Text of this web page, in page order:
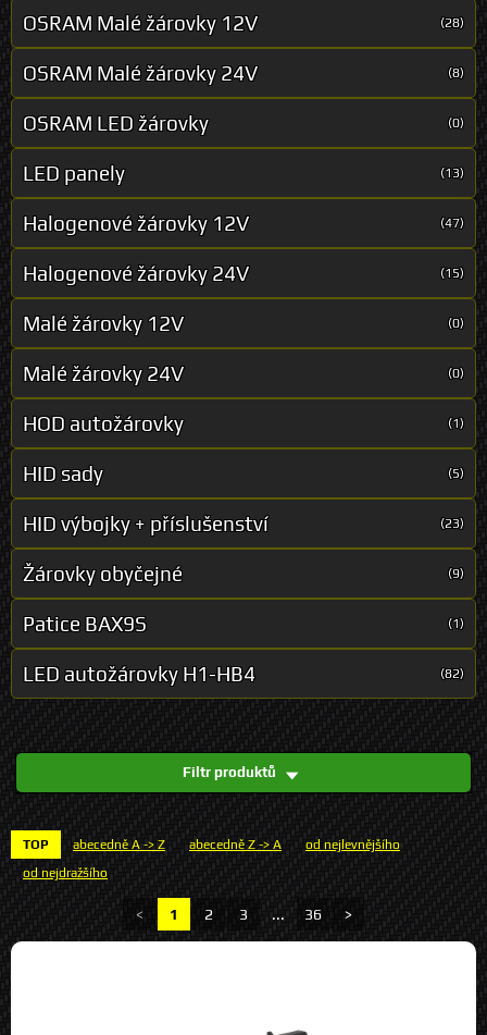
OSRAM Malé žárovky 12V (28)
OSRAM Malé žárovky 24V (8)
OSRAM LED žárovky (0)
LED panely (13)
Halogenové žárovky 12V (47)
Halogenové žárovky 24V (15)
Malé žárovky 12V (0)
Malé žárovky 24V (0)
HOD autožárovky (1)
HID sady (5)
HID výbojky + příslušenství (23)
Žárovky obyčejné (9)
Patice BAX9S (1)
LED autožárovky H1-HB4 (82)
Filtr produktů
TOP abecedně A -> Z abecedně Z -> A
od nejlevnějšího
od nejdražšího
< 1 2 3 ... 36 >